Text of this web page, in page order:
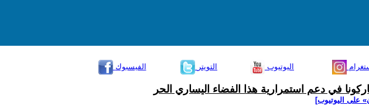
الفيسبوك
التويتر اليوتيوب
في دعم استمرارية هذا الفضاء اليساري الحر
على اليوتيوب]